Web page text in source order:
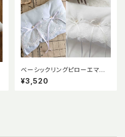
ベーシックリングピローエマ手
作りキット【ホワイト】【サムシン
グブルー】
¥3,520